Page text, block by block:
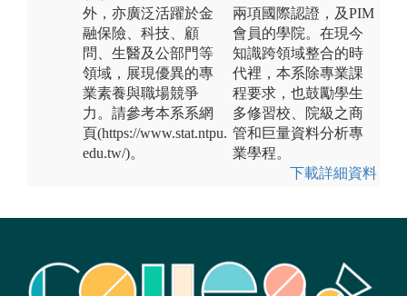
外，亦廣泛活躍於金
融保險、科技、顧
問、生醫及公部門等
領域，展現優異的專
業素養與職場競爭
力。請參考本系系網
頁(https://www.stat.ntpu.
edu.tw/)。
兩項國際認證，及PIM
會員的學院。在現今
知識跨領域整合的時
代裡，本系除專業課
程要求，也鼓勵學生
多修習校、院級之商
管和巨量資料分析專
業學程。
下載詳細資料